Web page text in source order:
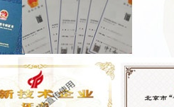
双软认证
体系认证
AAA认证